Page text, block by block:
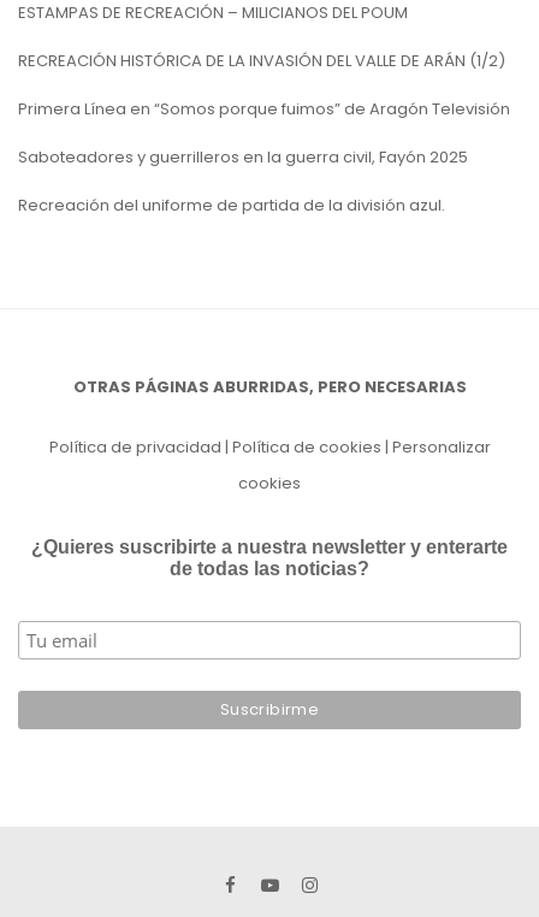
ESTAMPAS DE RECREACIÓN – MILICIANOS DEL POUM
RECREACIÓN HISTÓRICA DE LA INVASIÓN DEL VALLE DE ARÁN (1/2)
Primera Línea en “Somos porque fuimos” de Aragón Televisión
Saboteadores y guerrilleros en la guerra civil, Fayón 2025
Recreación del uniforme de partida de la división azul.
OTRAS PÁGINAS ABURRIDAS, PERO NECESARIAS
Política de privacidad | Política de cookies | Personalizar
cookies
¿Quieres suscribirte a nuestra newsletter y enterarte
de todas las noticias?